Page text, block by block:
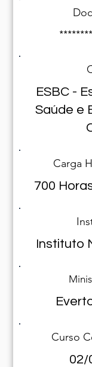
ESBC -
Saúde e
Carga
700
Instituto
Curso
02/